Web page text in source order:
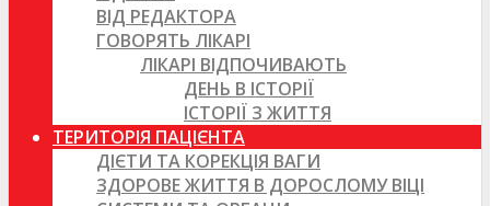
ВІД РЕДАКТОРА
ГОВОРЯТЬ ЛІКАРІ
ЛІКАРІ ВІДПОЧИВАЮТЬ
ДЕНЬ В ІСТОРІЇ
ІСТОРІЇ З ЖИТТЯ
ТЕРИТОРІЯ ПАЦІЄНТА
ДІЄТИ ТА КОРЕКЦІЯ ВАГИ
ЗДОРОВЕ ЖИТТЯ В ДОРОСЛОМУ ВІЦІ